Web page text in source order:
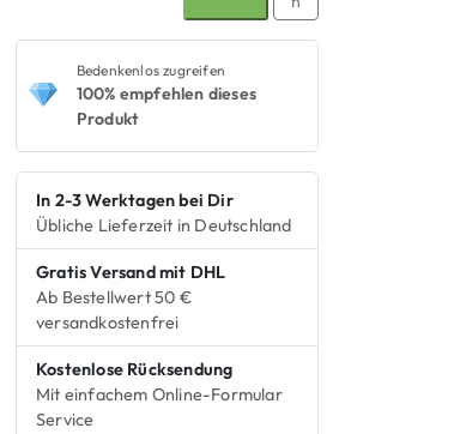
C
n
u
e
Bedenkenlos zugreifen
100% empfehlen dieses
Produkt
In 2-3 Werktagen bei Dir
Übliche Lieferzeit in Deutschland
Gratis Versand mit DHL
Ab Bestellwert 50 €
versandkostenfrei
Kostenlose Rücksendung
Mit einfachem Online-Formular
Service